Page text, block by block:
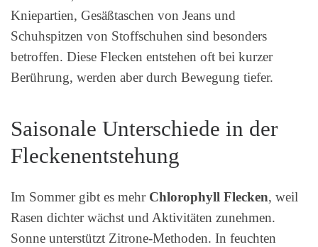
Kniepartien, Gesäßtaschen von Jeans und
Schuhspitzen von Stoffschuhen sind besonders
betroffen. Diese Flecken entstehen oft bei kurzer
Berührung, werden aber durch Bewegung tiefer.
Saisonale Unterschiede in der
Fleckenentstehung
Im Sommer gibt es mehr Chlorophyll Flecken, weil
Rasen dichter wächst und Aktivitäten zunehmen.
Sonne unterstützt Zitrone-Methoden. In feuchten